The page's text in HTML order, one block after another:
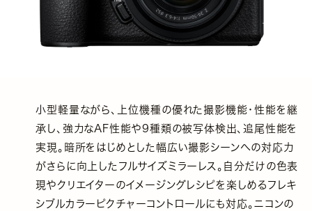
小型軽量ながら、上位機種の優れた撮影機能・性能を継
承し、強力なAF性能や9種類の被写体検出、追尾性能を
実現。暗所をはじめとした幅広い撮影シーンへの対応力
がさらに向上したフルサイズミラーレス。自分だけの色表
現やクリエイターのイメージングレシピを楽しめるフレキ
シブルカラーピクチャーコントロールにも対応。ニコンの